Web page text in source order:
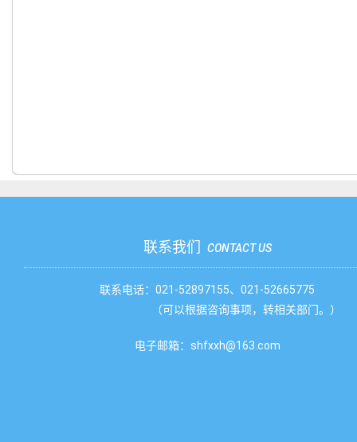
联系我们 CONTACT US
联系电话：021-52897155、021-52665775
（可以根据咨询事项，转相关部门。）
电子邮箱：shfxxh@163.com